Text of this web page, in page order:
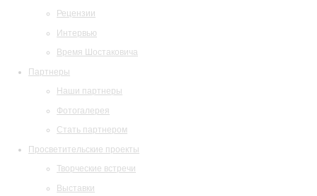
Рецензии
Интервью
Время Шостаковича
Партнеры
Наши партнеры
Фотогалерея
Стать партнером
Просветительские проекты
Творческие встречи
Выставки